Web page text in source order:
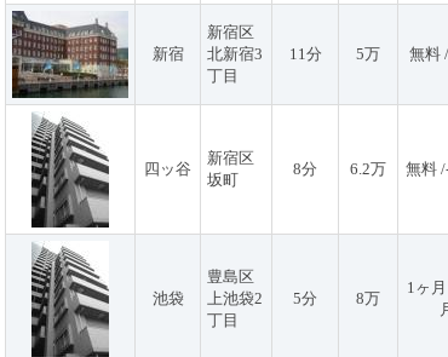
新宿
新宿区
北新宿3
丁目
11分 5万 無料
四ッ谷
新宿区
坂町
8分 6.2万 無料
池袋
豊島区
上池袋2
丁目
5分 8万
1ヶ